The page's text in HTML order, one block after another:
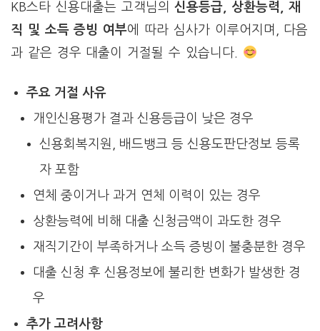
KB스타 신용대출는 고객님의신용등급, 상환능력, 재
직 및 소득 증빙 여부에 따라 심사가 이루어지며, 다음
과 같은 경우 대출이 거절될 수 있습니다.
주요 거절 사유
개인신용평가 결과 신용등급이 낮은 경우
신용회복지원, 배드뱅크 등 신용도판단정보 등록
자 포함
연체 중이거나 과거 연체 이력이 있는 경우
상환능력에 비해 대출 신청금액이 과도한 경우
재직기간이 부족하거나 소득 증빙이 불충분한 경우
대출 신청 후 신용정보에 불리한 변화가 발생한 경
우
추가 고려사항